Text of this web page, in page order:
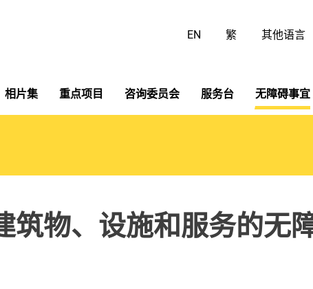
EN 繁 其他语言
相片集 重点项目 咨询委员会 服务台 无障碍事宜
筑物、设施和服务的无